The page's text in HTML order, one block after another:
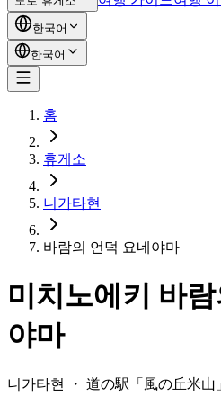
한국어
한국어
홈
휴게소
니가타현
바람의 언덕 요네야마
미치노에키 바
야마
니가타현 ・ 道の駅「 風の丘米山